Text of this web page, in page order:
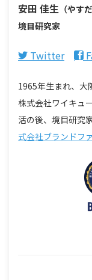
安田 佳生 （やす
境目研究家
Twitter
1965年生まれ、大
株式会社ワイキュ
活の後、境目研究
式会社ブランドフ